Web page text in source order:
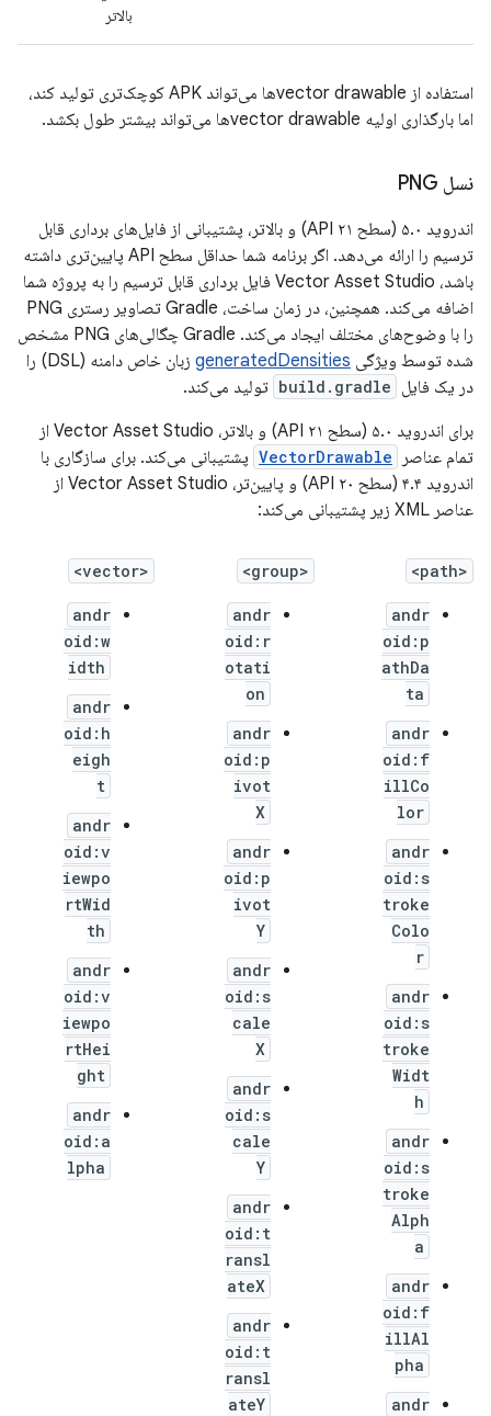
بالاتر
استفاده از vector drawableها می‌تواند APK کوچک‌تری تولید کند،
اما بارگذاری اولیه vector drawableها می‌تواند بیشتر طول بکشد.
نسل PNG
اندروید ۵.۰ (سطح API ۲۱) و بالاتر، پشتیبانی از فایل‌های برداری قابل
ترسیم را ارائه می‌دهد. اگر برنامه شما حداقل سطح API پایین‌تری داشته
باشد، Vector Asset Studio فایل برداری قابل ترسیم را به پروژه شما
اضافه می‌کند. همچنین، در زمان ساخت، Gradle تصاویر رستری PNG
را با وضوح‌های مختلف ایجاد می‌کند. Gradle چگالی‌های PNG مشخص
شده توسط ویژگی generatedDensities
زبان خاص دامنه (DSL) را
در یک فایل build.gradle تولید می‌کند.
برای اندروید ۵.۰ (سطح API ۲۱) و بالاتر، Vector Asset Studio از
تمام عناصر
VectorDrawable پشتیبانی می‌کند. برای سازگاری با
اندروید ۴.۴ (سطح API ۲۰) و پایین‌تر، Vector Asset Studio از
عناصر XML زیر پشتیبانی می‌کند:
<vector>
andr
oid:w
idth
andr
oid:h
eigh
t
andr
oid:v
iewpo
rtWid
th
andr
oid:v
iewpo
rtHei
ght
andr
oid:a
lpha
<group>
andr
oid:r
otati
on
andr
oid:p
ivot
X
andr
oid:p
ivot
Y
andr
oid:s
cale
X
andr
oid:s
cale
Y
andr
oid:t
ransl
ateX
andr
oid:t
ransl
ateY
<path>
andr
oid:p
athDa
ta
andr
oid:f
illCo
lor
andr
oid:s
troke
Colo
r
andr
oid:s
troke
Widt
h
andr
oid:s
troke
Alph
a
andr
oid:f
illAl
pha
andr